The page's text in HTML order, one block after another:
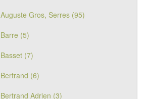
Auguste Gros, Serres (95)
Barre (5)
Basset (7)
Bertrand (6)
Bertrand Adrien (3)